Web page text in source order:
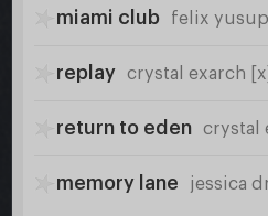
miami club felix
replay crystal exarch [x]
return to eden crystal
memory lane jessica